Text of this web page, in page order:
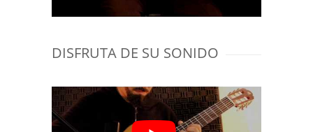
DISFRUTA DE SU SONIDO